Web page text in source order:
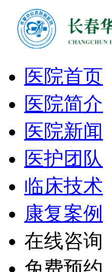
医院首页
医院简介
医院新闻
医护团队
临床技术
康复案例
在线咨询